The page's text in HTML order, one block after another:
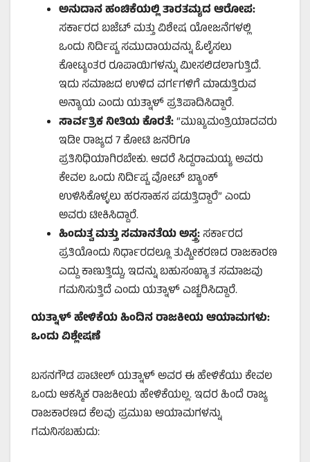
ಅನುದಾನ ಹಂಚಿಕೆಯಲ್ಲಿ ತಾರತಮ್ಯದ ಆರೋಪ:
ಸರ್ಕಾರದ ಬಜೆಟ್ ಮತ್ತು ವಿಶೇಷ ಯೋಜನೆಗಳಲ್ಲಿ
ಒಂದು ನಿರ್ದಿಷ್ಟ ಸಮುದಾಯವನ್ನು ಓಲೈಸಲು
ಕೋಟ್ಯಂತರ ರೂಪಾಯಿಗಳನ್ನು ಮೀಸಲಿಡಲಾಗುತ್ತಿದೆ.
ಇದು ಸಮಾಜದ ಉಳಿದ ವರ್ಗಗಳಿಗೆ ಮಾಡುತ್ತಿರುವ
ಅನ್ಯಾಯ ಎಂದು ಯತ್ನಾಳ್ ಪ್ರತಿಪಾದಿಸಿದ್ದಾರೆ.
ಸಾರ್ವತ್ರಿಕ ನೀತಿಯ ಕೊರತೆ:“ಮುಖ್ಯಮಂತ್ರಿಯಾದವರು
ಇಡೀ ರಾಜ್ಯದ 7 ಕೋಟಿ ಜನರಿಗೂ
ಪ್ರತಿನಿಧಿಯಾಗಿರಬೇಕು. ಆದರೆ ಸಿದ್ದರಾಮಯ್ಯ ಅವರು
ಕೇವಲ ಒಂದು ನಿರ್ದಿಷ್ಟ ವೋಟ್ ಬ್ಯಾಂಕ್
ಉಳಿಸಿಕೊಳ್ಳಲು ಹರಸಾಹಸ ಪಡುತ್ತಿದ್ದಾರೆ” ಎಂದು
ಅವರು ಟೀಕಿಸಿದ್ದಾರೆ.
ಹಿಂದುತ್ವ ಮತ್ತು ಸಮಾನತೆಯ ಅಸ್ತ್ರ:ಸರ್ಕಾರದ
ಪ್ರತಿಯೊಂದು ನಿರ್ಧಾರದಲ್ಲೂ ತುಷ್ಟೀಕರಣದ ರಾಜಕಾರಣ
ಎದ್ದು ಕಾಣುತ್ತಿದ್ದು, ಇದನ್ನು ಬಹುಸಂಖ್ಯಾತ ಸಮಾಜವು
ಗಮನಿಸುತ್ತಿದೆ ಎಂದು ಯತ್ನಾಳ್ ಎಚ್ಚರಿಸಿದ್ದಾರೆ.
ಯತ್ನಾಳ್ ಹೇಳಿಕೆಯ ಹಿಂದಿನ ರಾಜಕೀಯ ಆಯಾಮಗಳು:
ಒಂದು ವಿಶ್ಲೇಷಣೆ
ಬಸನಗೌಡ ಪಾಟೀಲ್ ಯತ್ನಾಳ್ ಅವರ ಈ ಹೇಳಿಕೆಯು ಕೇವಲ
ಒಂದು ಆಕಸ್ಮಿಕ ರಾಜಕೀಯ ಹೇಳಿಕೆಯಲ್ಲ. ಇದರ ಹಿಂದೆ ರಾಜ್ಯ
ರಾಜಕಾರಣದ ಕೆಲವು ಪ್ರಮುಖ ಆಯಾಮಗಳನ್ನು
ಗಮನಿಸಬಹುದು: